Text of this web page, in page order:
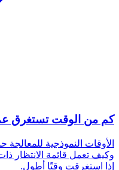
كم من الوقت تستغرق
الأوقات النموذجية
وكيف تعمل قائمة الانتظار
إذا استغرقت وقتًا أطول.